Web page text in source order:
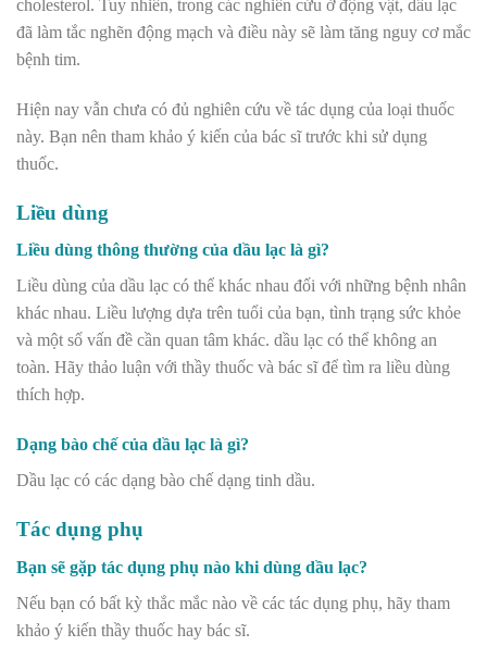
cholesterol. Tuy nhiên, trong các nghiên cứu ở động vật, dầu lạc
đã làm tắc nghẽn động mạch và điều này sẽ làm tăng nguy cơ mắc
bệnh tim.
Hiện nay vẫn chưa có đủ nghiên cứu về tác dụng của loại thuốc
này. Bạn nên tham khảo ý kiến của bác sĩ trước khi sử dụng
thuốc.
Liều dùng
Liều dùng thông thường của dầu lạc là gì?
Liều dùng của dầu lạc có thể khác nhau đối với những bệnh nhân
khác nhau. Liều lượng dựa trên tuổi của bạn, tình trạng sức khỏe
và một số vấn đề cần quan tâm khác. dầu lạc có thể không an
toàn. Hãy thảo luận với thầy thuốc và bác sĩ để tìm ra liều dùng
thích hợp.
Dạng bào chế của dầu lạc là gì?
Dầu lạc có các dạng bào chế dạng tinh dầu.
Tác dụng phụ
Bạn sẽ gặp tác dụng phụ nào khi dùng dầu lạc?
Nếu bạn có bất kỳ thắc mắc nào về các tác dụng phụ, hãy tham
khảo ý kiến thầy thuốc hay bác sĩ.